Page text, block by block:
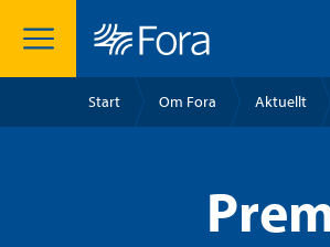
Start Om Fora Aktuellt